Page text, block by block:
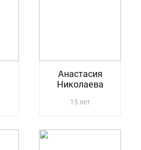
Анастасия
Николаева
15 лет